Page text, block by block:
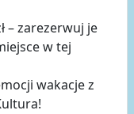
– zarezerwuj je
w tej
wakacje z